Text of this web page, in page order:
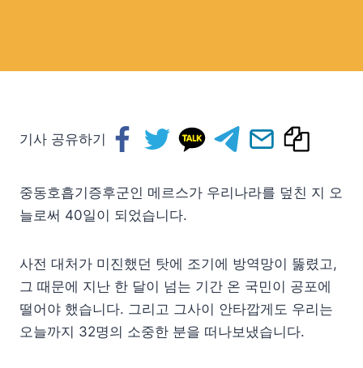
기사 공유하기
중동호흡기증후군인 메르스가 우리나라를 덮친 지 오
늘로써 40일이 되었습니다.
사전 대처가 미진했던 탓에 조기에 방역망이 뚫렸고,
그 때문에 지난 한 달이 넘는 기간 온 국민이 공포에
떨어야 했습니다. 그리고 그사이 안타깝게도 우리는
오늘까지 32명의 소중한 분을 떠나보냈습니다.